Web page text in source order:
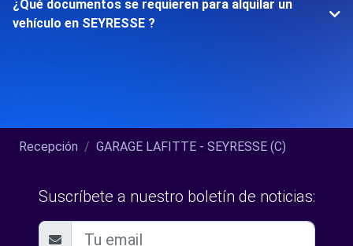
¿Qué documentos se requieren para alquilar un
vehículo en SEYRESSE ?
Recepción GARAGE LAFITTE - SEYRESSE (C)
Suscríbete a nuestro boletín de noticias: